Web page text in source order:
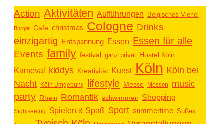
Action Aktivitäten Aufführungen Belgisches Viertel
Burger Cafe christmas Cologne Drinks
einzigartig Entspannung Essen Essen für alle
Events family festival ganz privat Hostel Köln
Karneval kiddys Kreativität Kunst Köln Köln bei
Nacht
Köln Umgebung lifestyle Messe Messen music
party Rhein Romantik schwimmen Shopping
Sightseeing Spielen & Spaß Sport summertime Süßes